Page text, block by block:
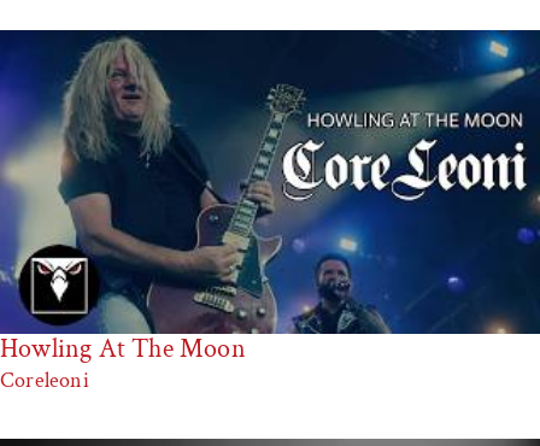
Howling At The Moon
Coreleoni